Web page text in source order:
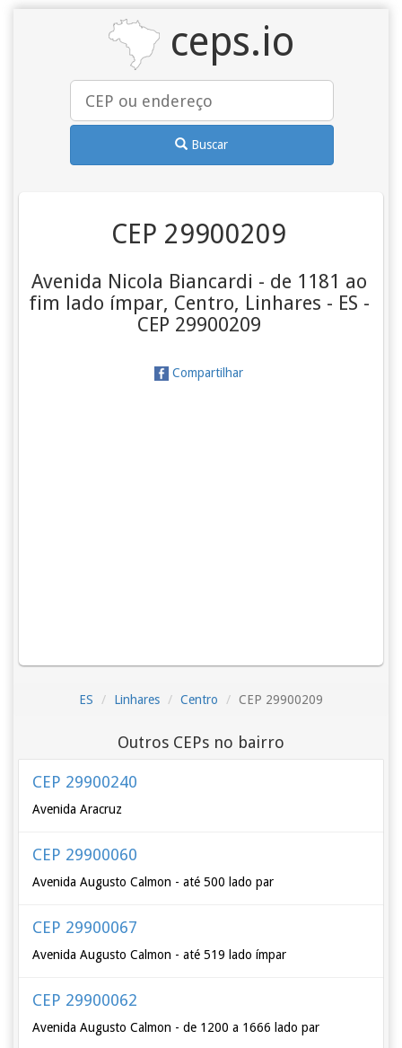
ceps.io
Buscar
CEP 29900209
Avenida Nicola Biancardi - de 1181 ao
fim lado ímpar, Centro, Linhares - ES -
CEP 29900209
Compartilhar
ES Linhares Centro CEP 29900209
Outros CEPs no bairro
CEP 29900240
Avenida Aracruz
CEP 29900060
Avenida Augusto Calmon - até 500 lado par
CEP 29900067
Avenida Augusto Calmon - até 519 lado ímpar
CEP 29900062
Avenida Augusto Calmon - de 1200 a 1666 lado par